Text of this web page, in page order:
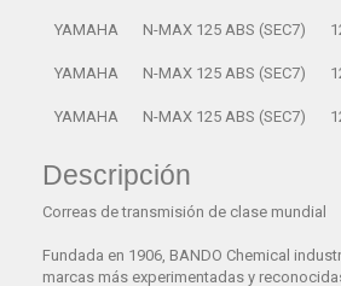
YAMAHA N-MAX 125 ABS (SEC7)
YAMAHA N-MAX 125 ABS (SEC7)
YAMAHA N-MAX 125 ABS (SEC7)
Descripción
Correas de transmisión de clase mundial
Fundada en 1906, BANDO Chemical
marcas más experimentadas y